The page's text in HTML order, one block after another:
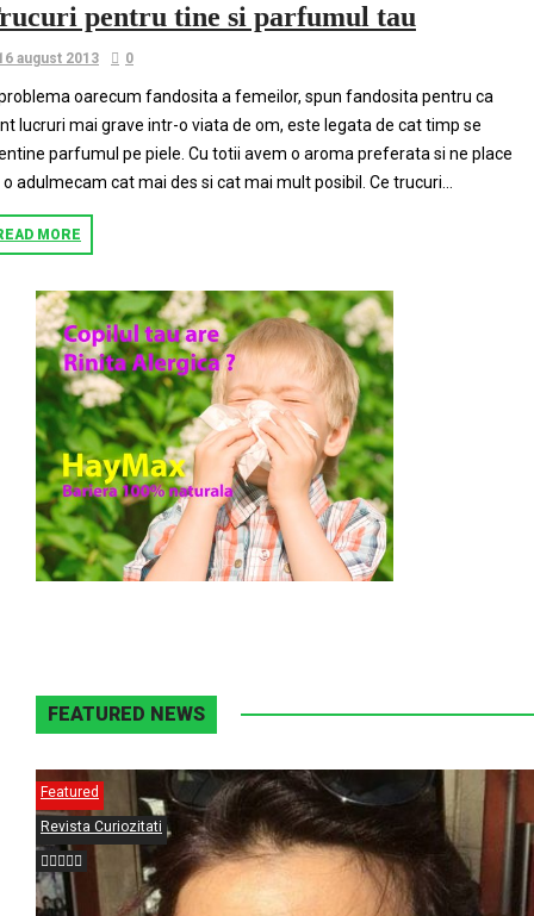
pentru tine si parfumul tau
august 2013 0
oarecum fandosita a femeilor, spun fandosita pentru ca
lucruri mai grave intr-o viata de om, este legata de cat timp se
parfumul pe piele. Cu totii avem o aroma preferata si ne place
o adulmecam cat mai des si cat mai mult posibil. Ce trucuri...
MORE
FEATURED NEWS
Featured
Revista Curiozitati